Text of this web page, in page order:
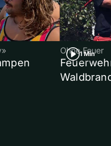
1 Min
Ohne Feuer